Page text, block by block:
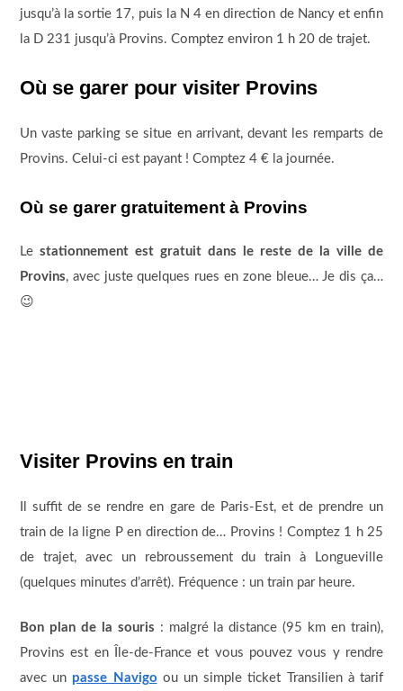
jusqu’à la sortie 17, puis la N 4 en direction de Nancy et enfin
la D 231 jusqu’à Provins. Comptez environ 1 h 20 de trajet.
Où se garer pour visiter Provins
Un vaste parking se situe en arrivant, devant les remparts de
Provins. Celui-ci est payant ! Comptez 4 € la journée.
Où se garer gratuitement à Provins
Le stationnement est gratuit dans le reste de la ville de
Provins, avec juste quelques rues en zone bleue… Je dis ça…
😉
Visiter Provins en train
Il suffit de se rendre en gare de Paris-Est, et de prendre un
train de la ligne P en direction de… Provins ! Comptez 1 h 25
de trajet, avec un rebroussement du train à Longueville
(quelques minutes d’arrêt). Fréquence : un train par heure.
Bon plan de la souris : malgré la distance (95 km en train),
Provins est en Île-de-France et vous pouvez vous y rendre
avec un passe Navigo ou un simple ticket Transilien à tarif